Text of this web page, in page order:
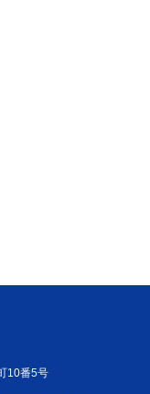
10番5号